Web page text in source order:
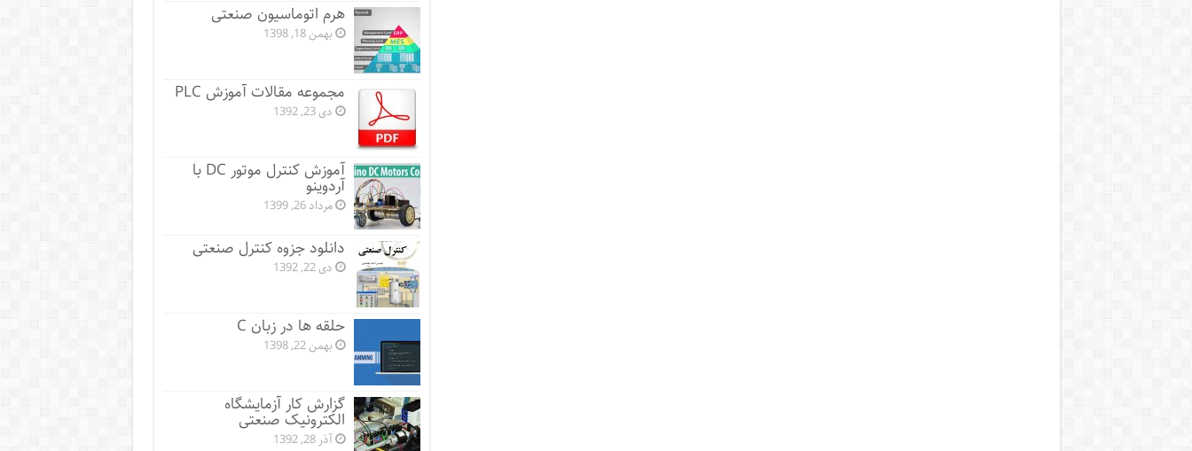
هرم اتوماسیون صنعتی
بهمن 18, 1398
مجموعه مقالات آموزش PLC
دی 23, 1392
آموزش کنترل موتور DC با
آردوینو
مرداد 26, 1399
دانلود جزوه کنترل صنعتی
دی 22, 1392
حلقه ها در زبان C
بهمن 22, 1398
گزارش کار آزمایشگاه
الکترونیک صنعتی
آذر 28, 1392